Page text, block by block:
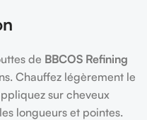
de BBCOS Refining
Chauffez légèrement le
sur cheveux
longueurs et pointes.